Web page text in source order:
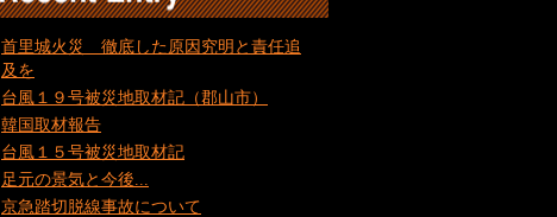
首里城火災 徹底した原因究明と責任追
及を
台風１９号被災地取材記（郡山市）
韓国取材報告
台風１５号被災地取材記
足元の景気と今後...
京急踏切脱線事故について